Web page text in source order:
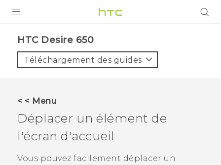
VIVE
VIVERSE
ASSISTANCE
HTC Desire 650‎
Téléchargement des guides
< < Menu
Déplacer un élément de
l'écran d'accueil
Vous pouvez facilement déplacer un